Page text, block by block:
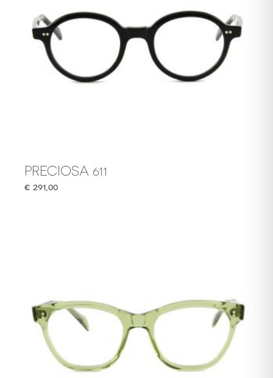
PRECIOSA 611
€ 291,00